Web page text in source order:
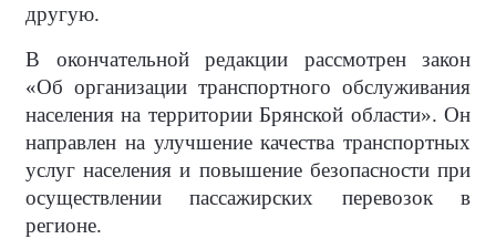
другую.
В окончательной редакции рассмотрен закон
«Об организации транспортного обслуживания
населения на территории Брянской области». Он
направлен на улучшение качества транспортных
услуг населения и повышение безопасности при
осуществлении пассажирских перевозок в
регионе.